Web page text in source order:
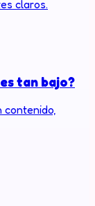
claros.
tan bajo?